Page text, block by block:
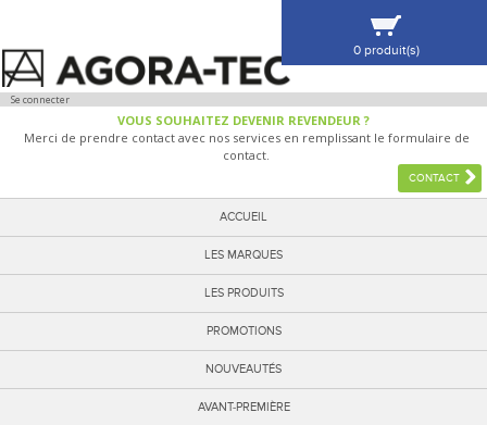
Se connecter
VOUS SOUHAITEZ DEVENIR REVENDEUR ?
Merci de prendre contact avec nos services en remplissant le formulaire de
contact.
CONTACT
ACCUEIL
LES MARQUES
LES PRODUITS
PROMOTIONS
NOUVEAUTÉS
AVANT-PREMIÈRE
0 produit(s)
VOIR MA SÉLECTION